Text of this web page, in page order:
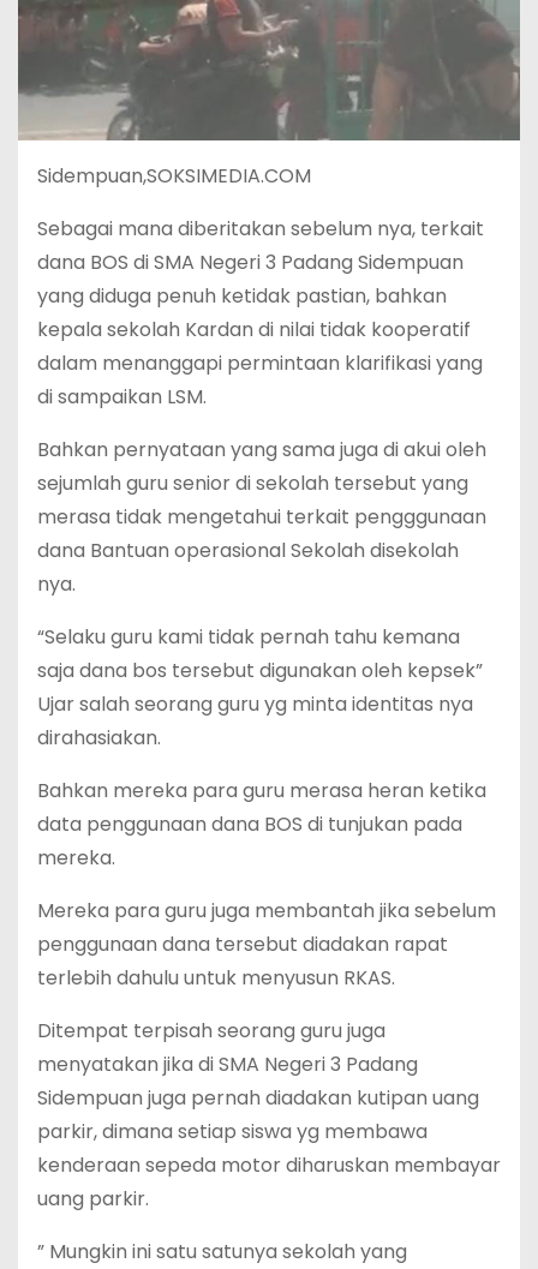
Sidempuan,SOKSIMEDIA.COM
Sebagai mana diberitakan sebelum nya, terkait
dana BOS di SMA Negeri 3 Padang Sidempuan
yang diduga penuh ketidak pastian, bahkan
kepala sekolah Kardan di nilai tidak kooperatif
dalam menanggapi permintaan klarifikasi yang
di sampaikan LSM.
Bahkan pernyataan yang sama juga di akui oleh
sejumlah guru senior di sekolah tersebut yang
merasa tidak mengetahui terkait pengggunaan
dana Bantuan operasional Sekolah disekolah
nya.
“Selaku guru kami tidak pernah tahu kemana
saja dana bos tersebut digunakan oleh kepsek”
Ujar salah seorang guru yg minta identitas nya
dirahasiakan.
Bahkan mereka para guru merasa heran ketika
data penggunaan dana BOS di tunjukan pada
mereka.
Mereka para guru juga membantah jika sebelum
penggunaan dana tersebut diadakan rapat
terlebih dahulu untuk menyusun RKAS.
Ditempat terpisah seorang guru juga
menyatakan jika di SMA Negeri 3 Padang
Sidempuan juga pernah diadakan kutipan uang
parkir, dimana setiap siswa yg membawa
kenderaan sepeda motor diharuskan membayar
uang parkir.
” Mungkin ini satu satunya sekolah yang